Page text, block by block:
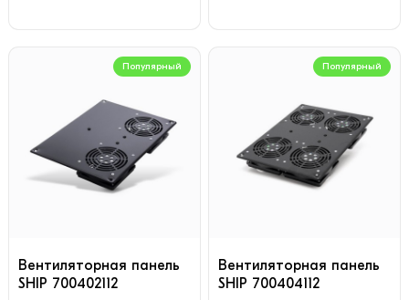
Популярный
Вентиляторная панель
SHIP 700402112
Популярный
Вентиляторная панель
SHIP 700404112